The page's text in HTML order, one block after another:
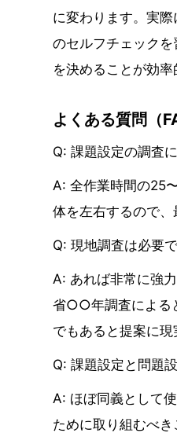
に変わります。実
のセルフチェック
を決めることが効率
よくある質問（
Q: 課題設定の調査
A: 全作業時間の25
体を左右するので
Q: 現地調査は必要
A: あれば非常に強
省○○年調査による
でもあると提案に
Q: 課題設定と問題
A: ほぼ同義として
ために取り組むべ